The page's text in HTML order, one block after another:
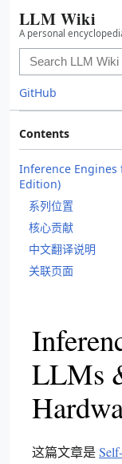
LLM Wiki
A personal
GitHub
Contents
Inference Engines
Edition)
系列位置
核心贡献
中文翻译说明
关联页面
LLMs
这篇文章是